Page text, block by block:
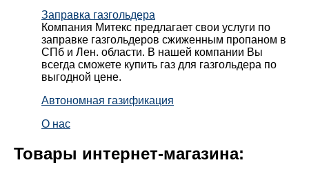
Заправка газгольдера
Компания Митекс предлагает свои услуги по
заправке газгольдеров сжиженным пропаном в
СПб и Лен. области. В нашей компании Вы
всегда сможете купить газ для газгольдера по
выгодной цене.
Автономная газификация
О нас
Товары интернет-магазина: